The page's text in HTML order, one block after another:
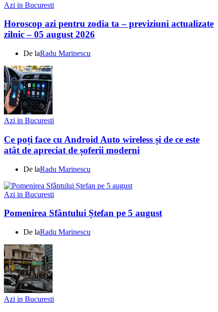
Azi in Bucuresti
Horoscop azi pentru zodia ta – previziuni actualizate
zilnic – 05 august 2026
De laRadu Marinescu
Azi in Bucuresti
Ce poți face cu Android Auto wireless și de ce este
atât de apreciat de șoferii moderni
De laRadu Marinescu
Azi in Bucuresti
Pomenirea Sfântului Ștefan pe 5 august
De laRadu Marinescu
Azi in Bucuresti